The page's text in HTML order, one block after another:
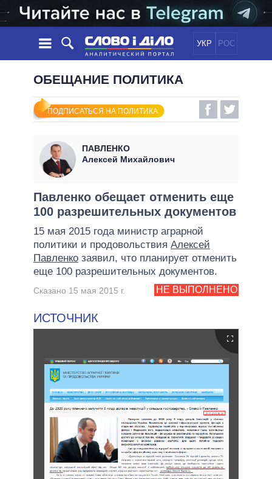
УКР РОС
НОВОСТИ
ЛЕНТА
СОБЫТИЯ
СТАТЬИ
МНЕНИЯ
ОБЗОРЫ
ДАЙДЖЕСТЫ
ПОЛИТИКА
ЭКОНОМИКА
МИР
ОБЕЩАНИЯ
ВСЕ ПОЛИТИКИ
ПРЕЗИДЕНТ И ОФИС
ВЕРХОВНАЯ РАДА
КАБИНЕТ МИНИСТРОВ
ГЛАВЫ ОБЛАДМИНИСТРАЦИЙ
МЭРЫ
ВСЕ ПЕРСОНЫ
ИНФОГРАФИКА
ПОДДЕРЖАТЬ
СРАВНЕНИЕ ПОЛИТИКОВ
ОБЕЩАНИЕ ПОЛИТИКА
ПОДПИСАТЬСЯ НА ПОЛИТИКА
ПАВЛЕНКО
Алексей Михайлович
Павленко обещает отменить еще
100 разрешительных документов
15 мая 2015 года министр аграрной
политики и продовольствия Алексей
Павленко заявил, что планирует отменить
еще 100 разрешительных документов.
НЕ ВЫПОЛНЕНО
Сказано 15 мая 2015 г.
ИСТОЧНИК